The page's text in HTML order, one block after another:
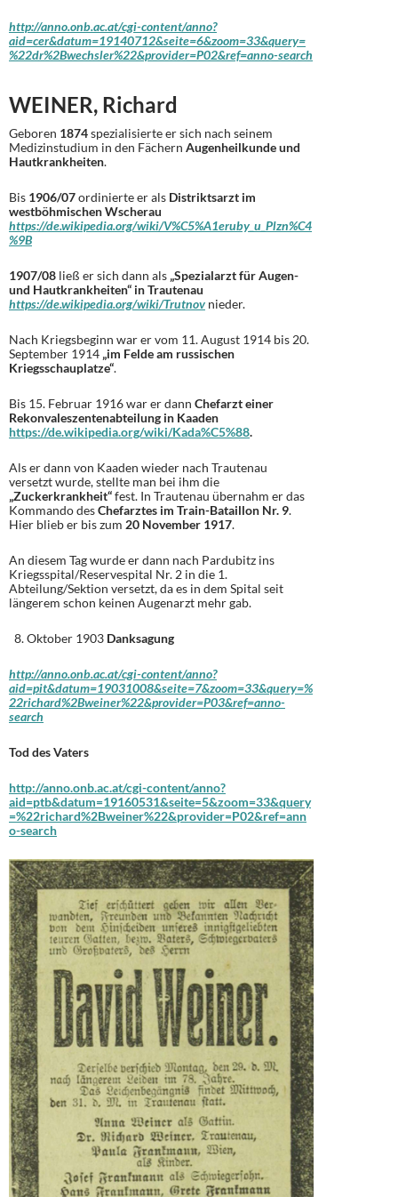
http://anno.onb.ac.at/cgi-content/anno?
aid=cer&datum=19140712&seite=6&zoom=33&query=
%22dr%2Bwechsler%22&provider=P02&ref=anno-search
WEINER, Richard
Geboren 1874spezialisierte er sich nach seinem
Medizinstudium in den Fächern Augenheilkunde und
Hautkrankheiten.
Bis 1906/07ordinierte er als Distriktsarzt im
westböhmischen Wscherau
https://de.wikipedia.org/wiki/V%C5%A1eruby_u_Plzn%C4
%9B
1907/08 ließ er sich dann als „Spezialarzt für Augen-
und Hautkrankheiten“ in Trautenau
https://de.wikipedia.org/wiki/Trutnov nieder.
Nach Kriegsbeginn war er vom 11. August 1914 bis 20.
September 1914 „im Felde am russischen
Kriegsschauplatze“.
Bis 15. Februar 1916 war er dann Chefarzt einer
Rekonvaleszentenabteilung in Kaaden
https://de.wikipedia.org/wiki/Kada%C5%88.
Als er dann von Kaaden wieder nach Trautenau
versetzt wurde, stellte man bei ihm die
„Zuckerkrankheit“fest. In Trautenau übernahm er das
Kommando desChefarztes im Train-Bataillon Nr. 9.
Hier blieb er bis zum 20 November 1917.
An diesem Tag wurde er dann nach Pardubitz ins
Kriegsspital/Reservespital Nr. 2 in die 1.
Abteilung/Sektion versetzt, da es in dem Spital seit
längerem schon keinen Augenarzt mehr gab.
Oktober 1903 Danksagung
http://anno.onb.ac.at/cgi-content/anno?
aid=pit&datum=19031008&seite=7&zoom=33&query=%
22richard%2Bweiner%22&provider=P03&ref=anno-
search
Tod des Vaters
http://anno.onb.ac.at/cgi-content/anno?
aid=ptb&datum=19160531&seite=5&zoom=33&query
=%22richard%2Bweiner%22&provider=P02&ref=ann
o-search